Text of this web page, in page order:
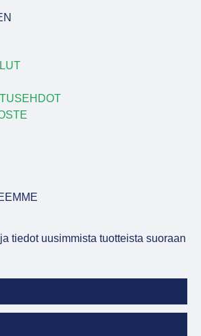
tiedot uusimmista tuotteista suoraan